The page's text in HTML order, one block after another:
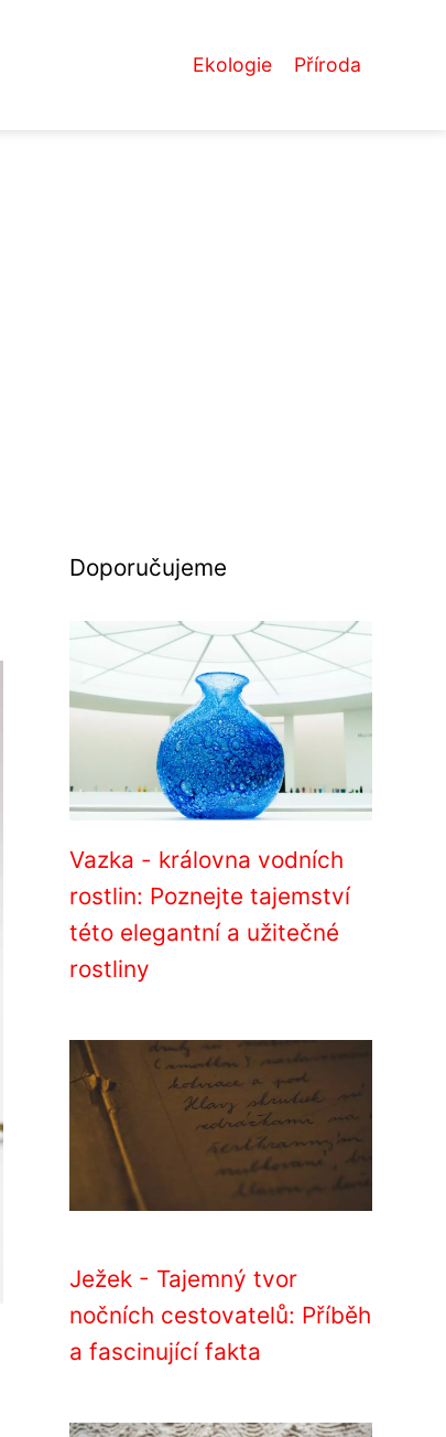
Ekologie Příroda
Doporučujeme
Vazka - královna vodních
rostlin: Poznejte tajemství
této elegantní a užitečné
rostliny
Ježek - Tajemný tvor
nočních cestovatelů: Příběh
a fascinující fakta